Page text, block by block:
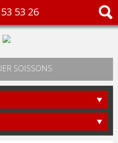
53 26
SOISSONS